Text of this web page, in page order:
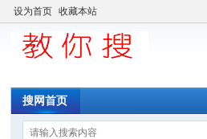
设为首页 收藏本站
搜网首页